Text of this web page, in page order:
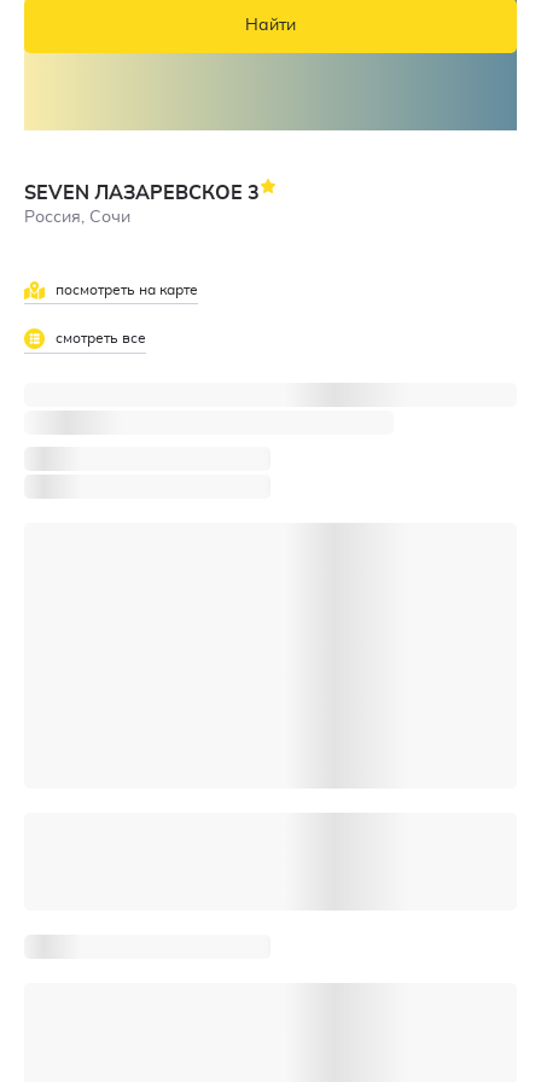
Найти
SEVEN ЛАЗАРЕВСКОЕ 3
Россия, Сочи
посмотреть на карте
смотреть все